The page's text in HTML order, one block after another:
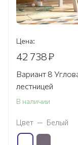
Цена:
42 738₽
Вариант 8
лестницей
В наличии
Цвет — Белый